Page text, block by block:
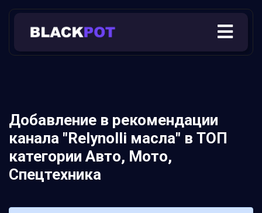
Добавление в рекомендации
канала "Relynolli масла" в ТОП
категории Авто, Мото,
Спецтехника